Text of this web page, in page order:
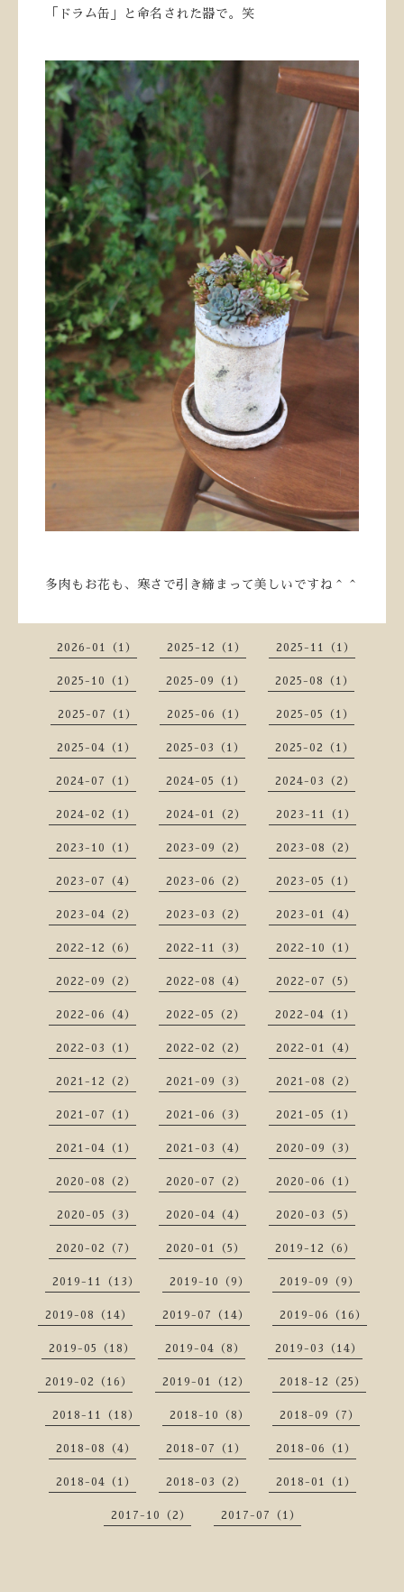
「ドラム缶」と命名された器で。笑
多肉もお花も、寒さで引き締まって美しいですね＾＾
2026-01（1） 2025-12（1） 2025-11（1）
2025-10（1） 2025-09（1） 2025-08（1）
2025-07（1） 2025-06（1） 2025-05（1）
2025-04（1） 2025-03（1） 2025-02（1）
2024-07（1） 2024-05（1） 2024-03（2）
2024-02（1） 2024-01（2） 2023-11（1）
2023-10（1） 2023-09（2） 2023-08（2）
2023-07（4） 2023-06（2） 2023-05（1）
2023-04（2） 2023-03（2） 2023-01（4）
2022-12（6） 2022-11（3） 2022-10（1）
2022-09（2） 2022-08（4） 2022-07（5）
2022-06（4） 2022-05（2） 2022-04（1）
2022-03（1） 2022-02（2） 2022-01（4）
2021-12（2） 2021-09（3） 2021-08（2）
2021-07（1） 2021-06（3） 2021-05（1）
2021-04（1） 2021-03（4） 2020-09（3）
2020-08（2） 2020-07（2） 2020-06（1）
2020-05（3） 2020-04（4） 2020-03（5）
2020-02（7） 2020-01（5） 2019-12（6）
2019-11（13） 2019-10（9） 2019-09（9）
2019-08（14） 2019-07（14） 2019-06（16）
2019-05（18） 2019-04（8） 2019-03（14）
2019-02（16） 2019-01（12） 2018-12（25）
2018-11（18） 2018-10（8） 2018-09（7）
2018-08（4） 2018-07（1） 2018-06（1）
2018-04（1） 2018-03（2） 2018-01（1）
2017-10（2） 2017-07（1）